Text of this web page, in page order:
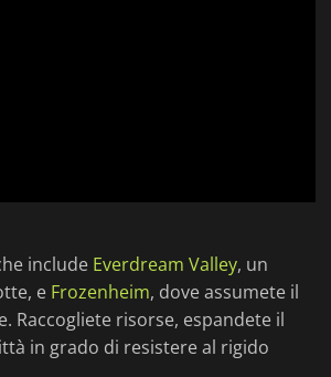
include Everdream Valley, un
e Frozenheim, dove assumete il
Raccogliete risorse, espandete il
in grado di resistere al rigido